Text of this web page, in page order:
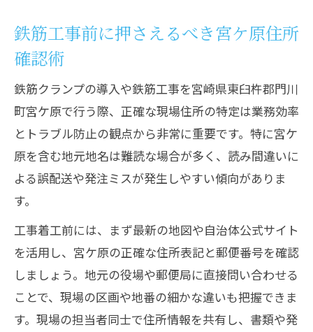
鉄筋工事前に押さえるべき宮ケ原住所
確認術
鉄筋クランプの導入や鉄筋工事を宮崎県東臼杵郡門川
町宮ケ原で行う際、正確な現場住所の特定は業務効率
とトラブル防止の観点から非常に重要です。特に宮ケ
原を含む地元地名は難読な場合が多く、読み間違いに
よる誤配送や発注ミスが発生しやすい傾向がありま
す。
工事着工前には、まず最新の地図や自治体公式サイト
を活用し、宮ケ原の正確な住所表記と郵便番号を確認
しましょう。地元の役場や郵便局に直接問い合わせる
ことで、現場の区画や地番の細かな違いも把握できま
す。現場の担当者同士で住所情報を共有し、書類や発